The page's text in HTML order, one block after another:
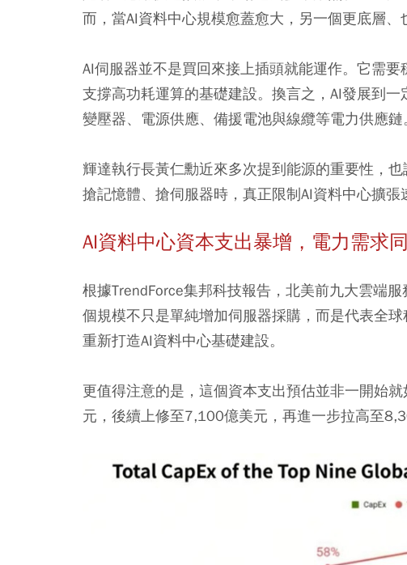
而，當AI資料中心規模愈蓋愈大，另一個更底層、
AI伺服器並不是買回來接上插頭就能運作。它需
支撐高功耗運算的基礎建設。換言之，AI發展到一
變壓器、電源供應、備援電池與線纜等電力供應鏈
輝達執行長黃仁勳近來多次提到能源的重要性，
搶記憶體、搶伺服器時，真正限制AI資料中心擴張
AI資料中心資本支出暴增，電力需求
根據TrendForce集邦科技報告，北美前九大雲端
個規模不只是單純增加伺服器採購，而是代表全
重新打造AI資料中心基礎建設。
更值得注意的是，這個資本支出預估並非一開始
元，後續上修至7,100億美元，再進一步拉高至